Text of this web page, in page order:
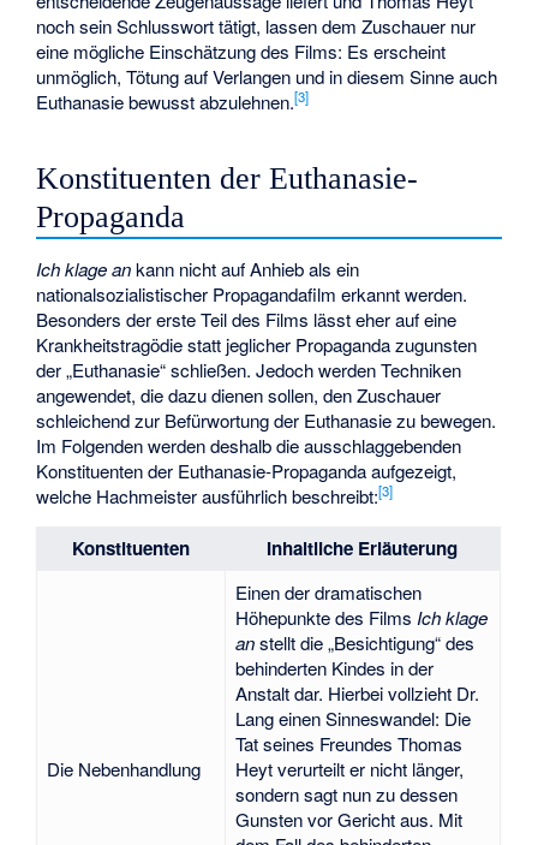
noch sein Schlusswort tätigt, lassen dem Zuschauer nur
eine mögliche Einschätzung des Films: Es erscheint
unmöglich, Tötung auf Verlangen und in diesem Sinne auch
Euthanasie bewusst abzulehnen.[3]
Konstituenten der Euthanasie-
Propaganda
Ich klage ankann nicht auf Anhieb als ein
nationalsozialistischer Propagandafilm erkannt werden.
Besonders der erste Teil des Films lässt eher auf eine
Krankheitstragödie statt jeglicher Propaganda zugunsten
der „Euthanasie“ schließen. Jedoch werden Techniken
angewendet, die dazu dienen sollen, den Zuschauer
schleichend zur Befürwortung der Euthanasie zu bewegen.
Im Folgenden werden deshalb die ausschlaggebenden
Konstituenten der Euthanasie-Propaganda aufgezeigt,
welche Hachmeister ausführlich beschreibt:[3]
Konstituenten Inhaltliche Erläuterung
Die Nebenhandlung
Einen der dramatischen
Höhepunkte des Films Ich klage
anstellt die „Besichtigung“ des
behinderten Kindes in der
Anstalt dar. Hierbei vollzieht Dr.
Lang einen Sinneswandel: Die
Tat seines Freundes Thomas
Heyt verurteilt er nicht länger,
sondern sagt nun zu dessen
Gunsten vor Gericht aus. Mit